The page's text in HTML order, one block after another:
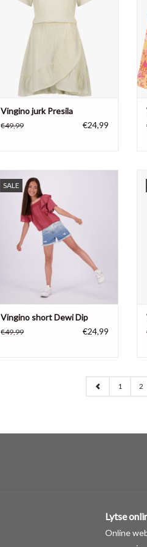
Vingino jurk Presila
€49,99 €24,99
SALE
Vingino meisjes short Dewi Dip,
100% katoen
TOEVOEGEN AAN WINKELWAGEN
Vingino short Dewi Dip
€49,99 €24,99
1 2
Lytse
Online